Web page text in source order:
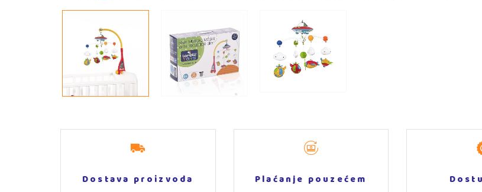
Dostava proizvoda Plaćanje pouzećem